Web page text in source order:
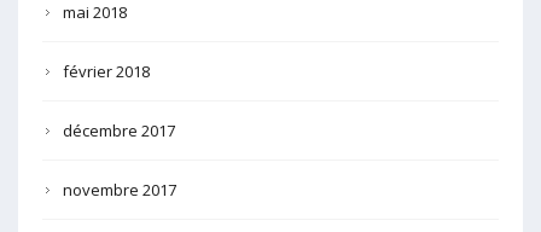
mai 2018
février 2018
décembre 2017
novembre 2017